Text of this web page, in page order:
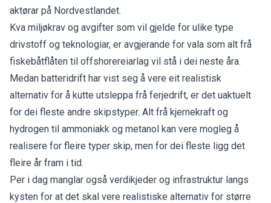
aktørar på Nordvestlandet.
Kva miljøkrav og avgifter som vil gjelde for ulike type
drivstoff og teknologiar, er avgjerande for vala som alt frå
fiskebåtflåten til offshorereiarlag vil stå i dei neste åra.
Medan batteridrift har vist seg å vere eit realistisk
alternativ for å kutte utsleppa frå ferjedrift, er det uaktuelt
for dei fleste andre skipstyper. Alt frå kjernekraft og
hydrogen til ammoniakk og metanol kan vere mogleg å
realisere for fleire typer skip, men for dei fleste ligg det
fleire år fram i tid.
Per i dag manglar også verdikjeder og infrastruktur langs
kysten for at det skal vere realistiske alternativ for større